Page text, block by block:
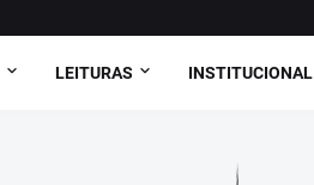
LEITURAS INSTITUCIONAL